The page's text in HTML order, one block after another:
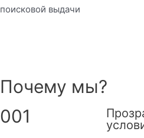
поисковой выдачи
Почему мы?
001